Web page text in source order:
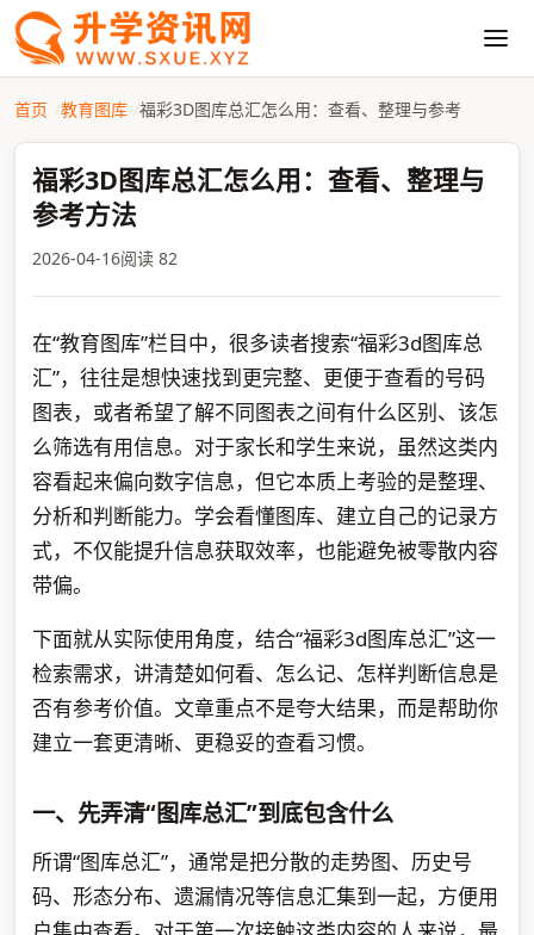
首页 教育图库 福彩3D图库总汇怎么用：查看、整理与参考
福彩3D图库总汇怎么用：查看、整理与
参考方法
2026-04-16阅读 82
在“教育图库”栏目中，很多读者搜索“福彩3d图库总
汇”，往往是想快速找到更完整、更便于查看的号码
图表，或者希望了解不同图表之间有什么区别、该怎
么筛选有用信息。对于家长和学生来说，虽然这类内
容看起来偏向数字信息，但它本质上考验的是整理、
分析和判断能力。学会看懂图库、建立自己的记录方
式，不仅能提升信息获取效率，也能避免被零散内容
带偏。
下面就从实际使用角度，结合“福彩3d图库总汇”这一
检索需求，讲清楚如何看、怎么记、怎样判断信息是
否有参考价值。文章重点不是夸大结果，而是帮助你
建立一套更清晰、更稳妥的查看习惯。
一、先弄清“图库总汇”到底包含什么
所谓“图库总汇”，通常是把分散的走势图、历史号
码、形态分布、遗漏情况等信息汇集到一起，方便用